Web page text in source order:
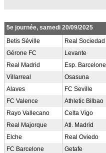
5e journée, samedi 20/09/2025
Betis Séville
Real Sociedad
Gérone FC Levante
Real Madrid Esp. Barcelone
Villarreal Osasuna
Alaves FC Seville
FC Valence Athletic Bilbao
Rayo Vallecano Celta Vigo
Real Majorque Atl. Madrid
Elche Real Oviedo
FC Barcelone Getafe